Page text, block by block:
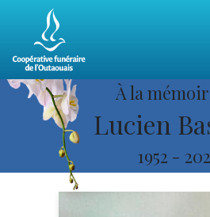
À la
Lucien
1952 -